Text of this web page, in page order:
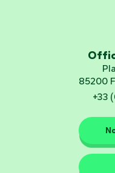
85200
+33